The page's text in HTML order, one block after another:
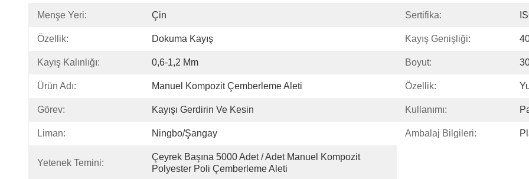
Menşe Yeri: Çin Sertifika:
Özellik: Dokuma Kayış Kayış Genişliği:
Kayış Kalınlığı: 0,6-1,2 Mm Boyut:
Ürün Adı: Manuel Kompozit Çemberleme Aleti Özellik:
Görev: Kayışı Gerdirin Ve Kesin Kullanımı:
Liman: Ningbo/Şangay Ambalaj Bilgileri:
Yetenek Temini:
Çeyrek Başına 5000 Adet / Adet Manuel Kompozit
Polyester Poli Çemberleme Aleti